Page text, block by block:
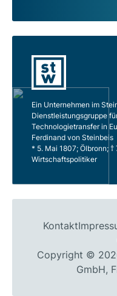
Ein Unternehmen im
Dienstleistungsgruppe
Technologietransfer in
Ferdinand von Steinbeis
* 5. Mai 1807; Ölbronn; †
Wirtschaftspolitiker
Kontakt
Copyright ©
GmbH,